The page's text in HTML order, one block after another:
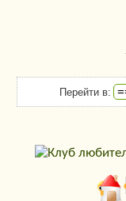
Перейти в: